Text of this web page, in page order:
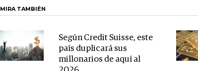
MIRA TAMBIÉN
Según Credit Suisse, este
país duplicará sus
millonarios de aquí al